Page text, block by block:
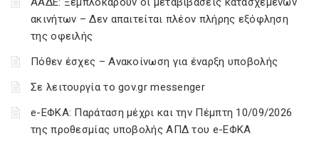
ακινήτων – Δεν απαιτείται πλέον πλήρης εξόφληση
της οφειλής
Πόθεν έσχες – Ανακοίνωση για έναρξη υποβολής
Σε λειτουργία το gov.gr messenger
e-ΕΦΚΑ: Παράταση μέχρι και την Πέμπτη 10/09/2026
της προθεσμίας υποβολής ΑΠΔ του e-ΕΦΚΑ